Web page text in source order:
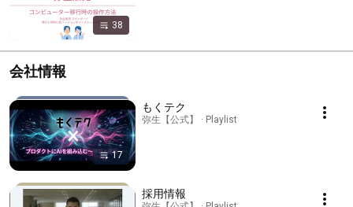
38
会社情報
17
もくテク
弥生【公式】 · Playlist
採用情報